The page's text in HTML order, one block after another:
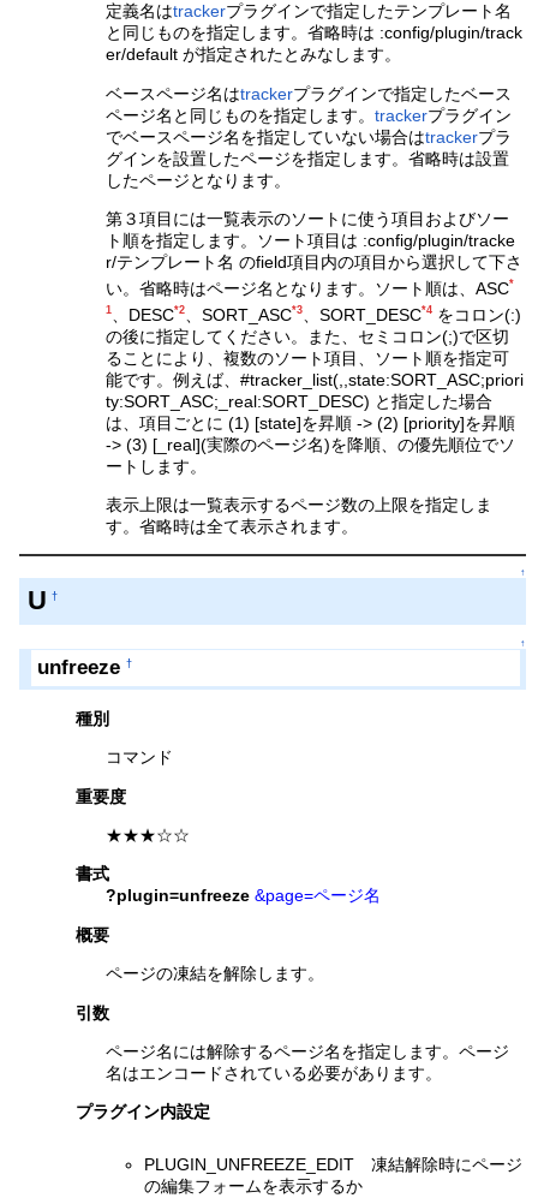
定義名はtrackerプラグインで指定したテンプレート名
と同じものを指定します。省略時は :config/plugin/track
er/default が指定されたとみなします。
ベースページ名はtrackerプラグインで指定したベース
ページ名と同じものを指定します。trackerプラグイン
でベースページ名を指定していない場合はtrackerプラ
グインを設置したページを指定します。省略時は設置
したページとなります。
第３項目には一覧表示のソートに使う項目およびソー
ト順を指定します。ソート項目は :config/plugin/tracke
r/テンプレート名 のfield項目内の項目から選択して下さ
い。省略時はページ名となります。ソート順は、ASC*
1 、DESC*2 、SORT_ASC*3 、SORT_DESC*4 をコロン(:)
の後に指定してください。また、セミコロン(;)で区切
ることにより、複数のソート項目、ソート順を指定可
能です。例えば、#tracker_list(,,state:SORT_ASC;priori
ty:SORT_ASC;_real:SORT_DESC) と指定した場合
は、項目ごとに (1) [state]を昇順 -> (2) [priority]を昇順
-> (3) [_real](実際のページ名)を降順、の優先順位でソ
ートします。
表示上限は一覧表示するページ数の上限を指定しま
す。省略時は全て表示されます。
↑
U †
↑
unfreeze †
種別
コマンド
重要度
★★★☆☆
書式
?plugin=unfreeze &page=ページ名
概要
ページの凍結を解除します。
引数
ページ名には解除するページ名を指定します。ページ
名はエンコードされている必要があります。
プラグイン内設定
PLUGIN_UNFREEZE_EDIT 凍結解除時にページ
の編集フォームを表示するか